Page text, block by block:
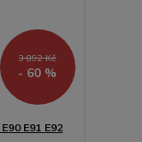
3 892 Kč
- 60 %
E91 E92